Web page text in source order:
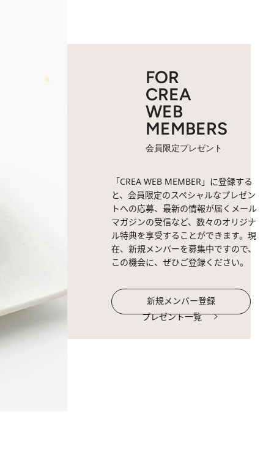
FOR
CREA
WEB
MEMBERS
会員限定プレゼント
「CREA WEB MEMBER」に登録する
と、会員限定のスペシャルなプレゼン
トへの応募、最新の情報が届くメール
マガジンの受信など、数々のオリジナ
ル特典を享受することができます。現
在、新規メンバーを募集中ですので、
この機会に、ぜひご登録ください。
新規メンバー登録
プレゼント一覧